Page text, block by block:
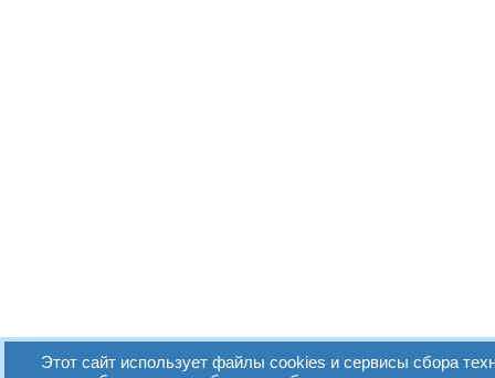
Этот сайт использует файлы cookies и сервисы сбора